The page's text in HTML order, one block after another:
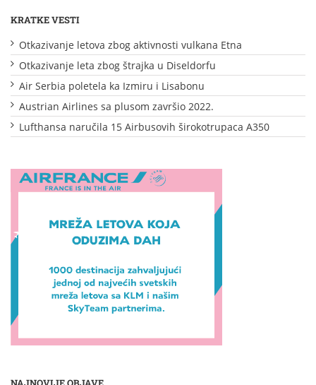
KRATKE VESTI
Otkazivanje letova zbog aktivnosti vulkana Etna
Otkazivanje leta zbog štrajka u Diseldorfu
Air Serbia poletela ka Izmiru i Lisabonu
Austrian Airlines sa plusom završio 2022.
Lufthansa naručila 15 Airbusovih širokotrupaca A350